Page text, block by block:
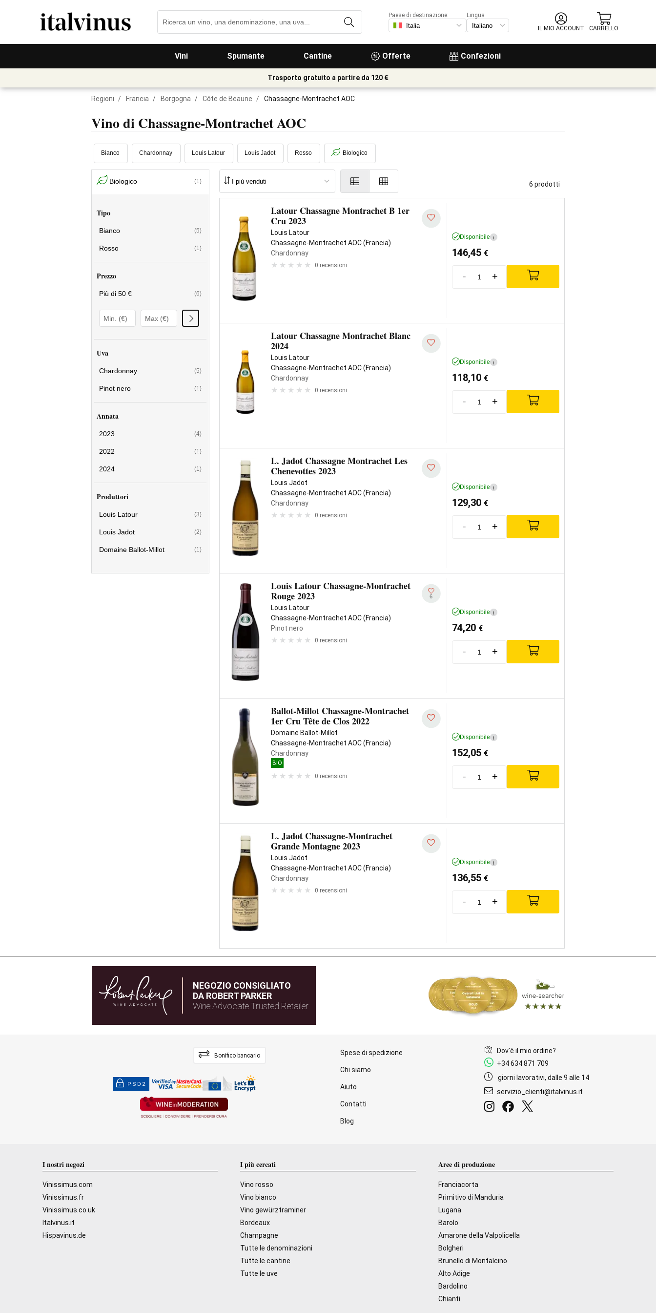
Vini Spumante Cantine Offerte Confezioni
Paese di destinazione:
Lingua
IL MIO ACCOUNT
CARRELLO
Trasporto gratuito a partire da 120 €
Regioni / Francia / Borgogna / Côte de Beaune / Chassagne-Montrachet AOC
Vino di Chassagne-Montrachet AOC
Bianco Chardonnay Louis Latour Louis Jadot Rosso Biologico
Biologico (1)
Tipo
Bianco (5)
Rosso (1)
Prezzo
Più di 50 € (6)
Uva
Chardonnay (5)
Pinot nero (1)
Annata
2023 (4)
2022 (1)
2024 (1)
Produttori
Louis Latour (3)
Louis Jadot (2)
Domaine Ballot-Millot (1)
6 prodotti
Latour Chassagne Montrachet B 1er
Cru 2023
Louis Latour
Chassagne-Montrachet AOC (Francia)
Chardonnay
0 recensioni
Disponibile i
146,45 €
- +
Latour Chassagne Montrachet Blanc
2024
Louis Latour
Chassagne-Montrachet AOC (Francia)
Chardonnay
0 recensioni
Disponibile i
118,10 €
- +
L. Jadot Chassagne Montrachet Les
Chenevottes 2023
Louis Jadot
Chassagne-Montrachet AOC (Francia)
Chardonnay
0 recensioni
Disponibile i
129,30 €
- +
Louis Latour Chassagne-Montrachet
Rouge 2023
Louis Latour
Chassagne-Montrachet AOC (Francia)
Pinot nero
0 recensioni
6
Disponibile i
74,20 €
- +
Ballot-Millot Chassagne-Montrachet
1er Cru Tête de Clos 2022
Domaine Ballot-Millot
Chassagne-Montrachet AOC (Francia)
Chardonnay
BIO
0 recensioni
Disponibile i
152,05 €
- +
L. Jadot Chassagne-Montrachet
Grande Montagne 2023
Louis Jadot
Chassagne-Montrachet AOC (Francia)
Chardonnay
0 recensioni
Disponibile i
136,55 €
- +
NEGOZIO CONSIGLIATO
DA ROBERT PARKER
Wine Advocate Trusted Retailer
Bonifico bancario
PSD2
Spese di spedizione
Chi siamo
Aiuto
Contatti
Blog
Dov'è il mio ordine?
+34 634 871 709
giorni lavorativi, dalle 9 alle 14
servizio_clienti@italvinus.it
I nostri negozi
Vinissimus.com
Vinissimus.fr
Vinissimus.co.uk
Italvinus.it
Hispavinus.de
I più cercati
Vino rosso
Vino bianco
Vino gewürztraminer
Bordeaux
Champagne
Tutte le denominazioni
Tutte le cantine
Tutte le uve
Aree di produzione
Franciacorta
Primitivo di Manduria
Lugana
Barolo
Amarone della Valpolicella
Bolgheri
Brunello di Montalcino
Alto Adige
Bardolino
Chianti